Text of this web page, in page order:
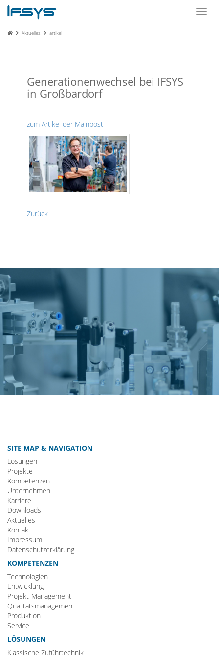
Aktuelles artikel
Generationenwechsel bei IFSYS
in Großbardorf
zum Artikel der Mainpost
Zurück
SITE MAP & NAVIGATION
Lösungen
Projekte
Kompetenzen
Unternehmen
Karriere
Downloads
Aktuelles
Kontakt
Impressum
Datenschutzerklärung
KOMPETENZEN
Technologien
Entwicklung
Projekt-Management
Qualitätsmanagement
Produktion
Service
LÖSUNGEN
Klassische Zuführtechnik